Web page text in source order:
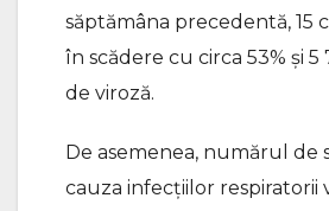
săptămâna precedentă, 15
în scădere cu circa 53% și
de viroză.
De asemenea, numărul de
cauza infecțiilor respiratorii